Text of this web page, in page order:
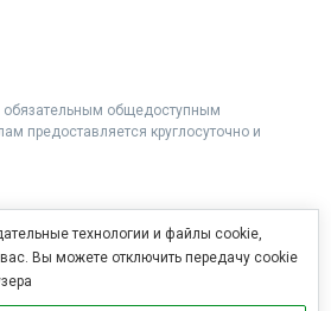
общедоступным
предоставляется круглосуточно и
технологии и файлы cookie,
Вы можете отключить передачу cookie